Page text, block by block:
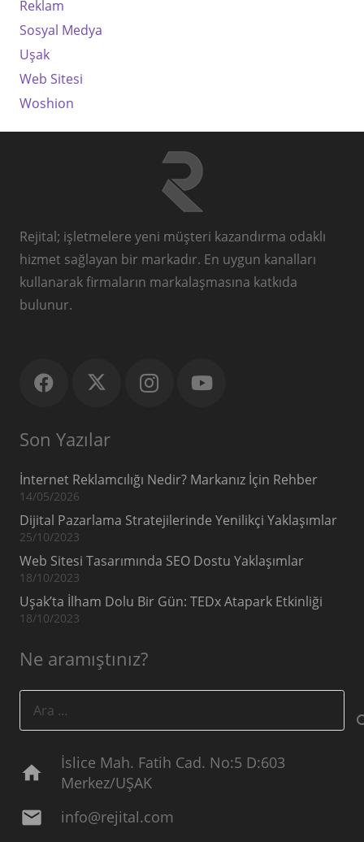
Reklam
Sosyal Medya
Uşak
Web Sitesi
Woshion
Rejital; işletmelere yeni müşteri kazandırma odaklı
hizmet sağlayan bir markadır. En uygun kanalları
kullanarak firmaların markalaşmasına katkıda
bulunur.
Son Yazılar
İnternet Reklamcılığı Nedir? Markanız İçin Rehber
14/05/2026
Dijital Pazarlama Stratejilerinde Yenilikçi Yaklaşımlar
25/10/2023
Web Sitesi Tasarımında SEO Dostu Yaklaşımlar
18/10/2023
Uşak’ta İlham Dolu Bir Gün: TEDx Atapark Etkinliği
18/10/2023
Ne aramıştınız?
home
İslice Mah. Fatih Cad. No:5 D:603
Merkez/UŞAK
mail info@rejital.com